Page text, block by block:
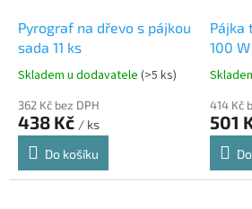
Pyrograf na dřevo s pájkou
sada 11 ks
Skladem u dodavatele (>5 ks)
362 Kč bez DPH
438 Kč / ks
Do košíku
Pájka
100 W
414 Kč
501